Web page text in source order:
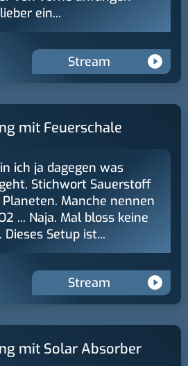
ein...
Stream
mit Feuerschale
ich ja dagegen was
Stichwort Sauerstoff
Manche nennen
... Naja. Mal bloss keine
Setup ist...
Stream
mit Solar Absorber